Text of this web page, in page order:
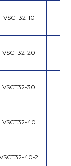
VSCT32-10
VSCT32-20
VSCT32-30
VSCT32-40
VSCT32-40-2